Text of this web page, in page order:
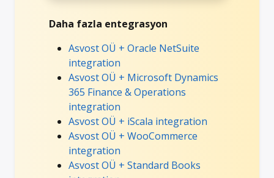
Daha fazla entegrasyon
Asvost OÜ + Oracle NetSuite
integration
Asvost OÜ + Microsoft Dynamics
365 Finance & Operations
integration
Asvost OÜ + iScala integration
Asvost OÜ + WooCommerce
integration
Asvost OÜ + Standard Books